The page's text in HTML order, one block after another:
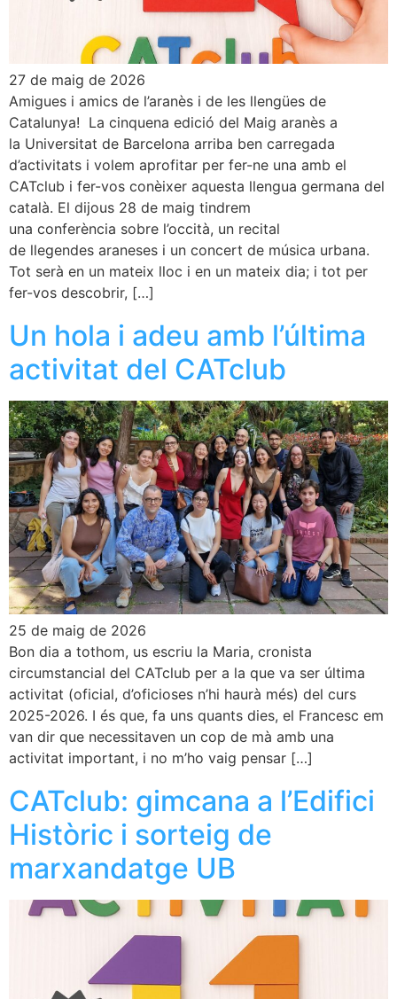
27 de maig de 2026
Amigues i amics de l’aranès i de les llengües de
Catalunya! La cinquena edició del Maig aranès a
la Universitat de Barcelona arriba ben carregada
d’activitats i volem aprofitar per fer-ne una amb el
CATclub i fer-vos conèixer aquesta llengua germana del
català. El dijous 28 de maig tindrem
una conferència sobre l’occità, un recital
de llegendes araneses i un concert de música urbana.
Tot serà en un mateix lloc i en un mateix dia; i tot per
fer-vos descobrir, […]
Un hola i adeu amb l’última
activitat del CATclub
25 de maig de 2026
Bon dia a tothom, us escriu la Maria, cronista
circumstancial del CATclub per a la que va ser última
activitat (oficial, d’oficioses n’hi haurà més) del curs
2025-2026. I és que, fa uns quants dies, el Francesc em
van dir que necessitaven un cop de mà amb una
activitat important, i no m’ho vaig pensar […]
CATclub: gimcana a l’Edifici
Històric i sorteig de
marxandatge UB